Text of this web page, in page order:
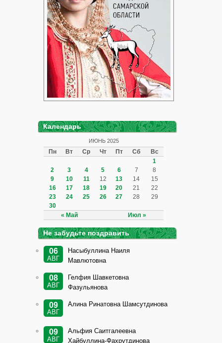
Календарь
ИЮНЬ 2025
Пн Вт Ср Чт Пт Сб Вс
« Май Июл »
1
2
3 4 5 6 7
8
9
10 11 12 13 14
15
16
17 18 19 20 21
22
23
24 25 26 27 28
29
30
Не забудьте поздравить
06
АВГ
Насыбуллина Наиля
Мавлютовна
08
АВГ
Гелфия Шавкетовна
Фазульянова
09
АВГ
Алина Ринатовна Шамсутдинова
09
АВГ
Альфия Саитгалеевна
Хайбуллина-Фахрутдинова